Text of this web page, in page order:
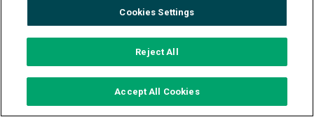
Cookies Settings
Reject All
Accept All Cookies